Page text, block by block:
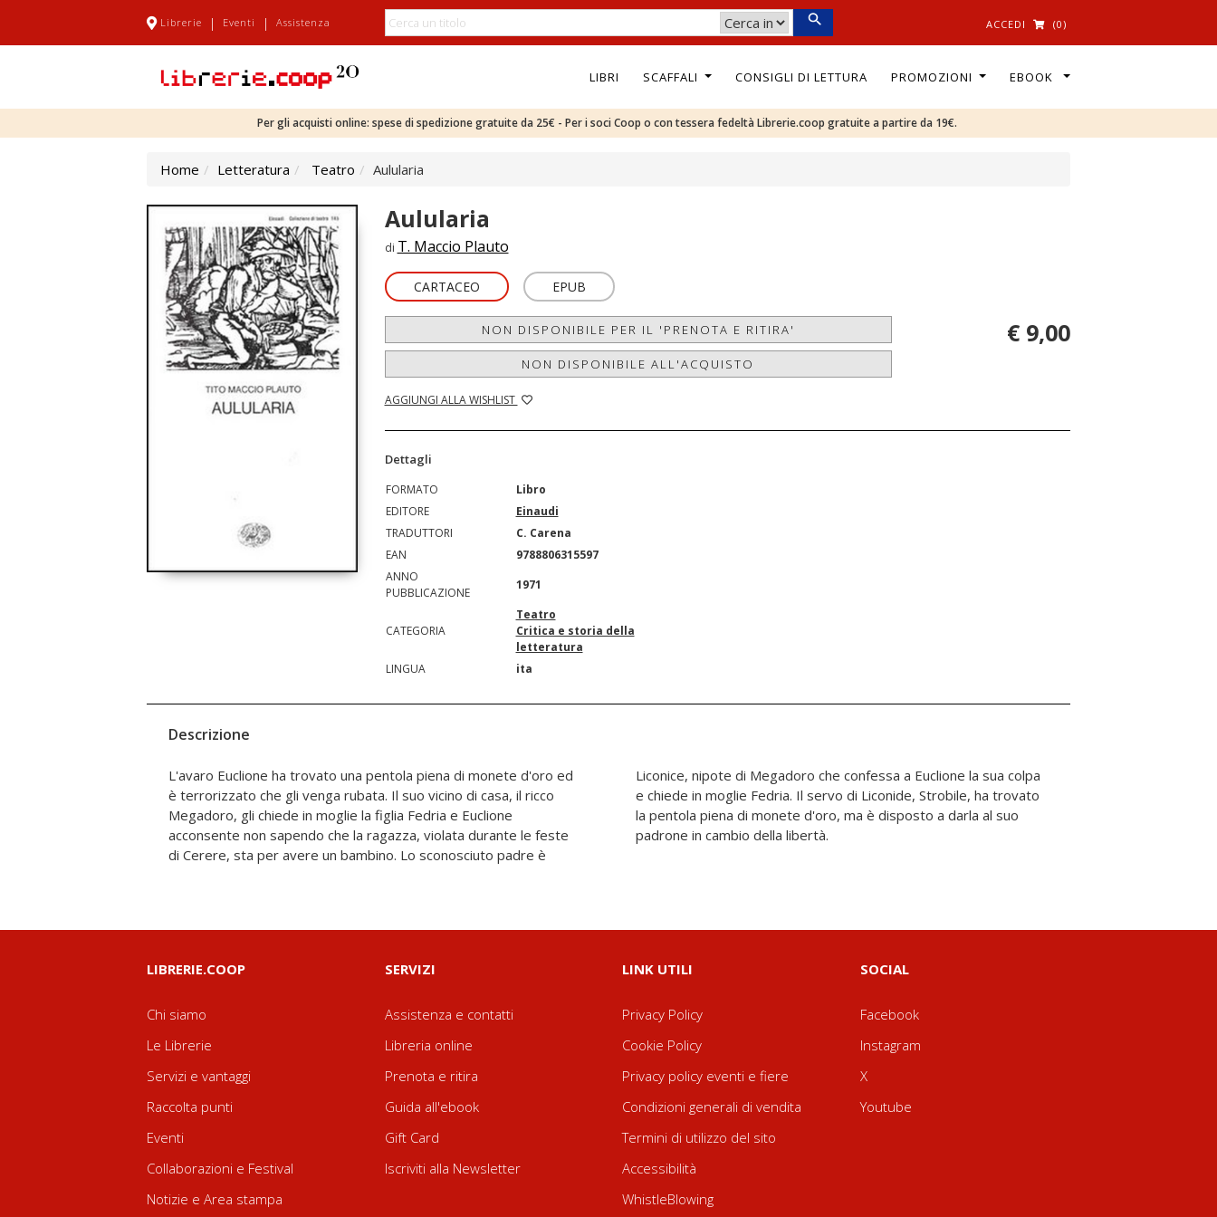
Librerie | Eventi | Assistenza ACCEDI (0)
LIBRI SCAFFALI CONSIGLI DI LETTURA PROMOZIONI EBOOK
Per gli acquisti online: spese di spedizione gratuite da 25€ - Per i soci Coop o con tessera fedeltà Librerie.coop gratuite a partire da 19€.
Home Letteratura Teatro Aulularia
Aulularia
di T. Maccio Plauto
CARTACEO EPUB
NON DISPONIBILE PER IL 'PRENOTA E RITIRA'
NON DISPONIBILE ALL'ACQUISTO
AGGIUNGI ALLA WISHLIST
€ 9,00
Dettagli
FORMATO
Libro
EDITORE
Einaudi
TRADUTTORI
C. Carena
EAN
9788806315597
ANNO
PUBBLICAZIONE
1971
CATEGORIA
Teatro
Critica e storia della
letteratura
LINGUA
ita
Descrizione
L'avaro Euclione ha trovato una pentola piena di monete d'oro ed
è terrorizzato che gli venga rubata. Il suo vicino di casa, il ricco
Megadoro, gli chiede in moglie la figlia Fedria e Euclione
acconsente non sapendo che la ragazza, violata durante le feste
di Cerere, sta per avere un bambino. Lo sconosciuto padre è
Liconice, nipote di Megadoro che confessa a Euclione la sua colpa
e chiede in moglie Fedria. Il servo di Liconide, Strobile, ha trovato
la pentola piena di monete d'oro, ma è disposto a darla al suo
padrone in cambio della libertà.
LIBRERIE.COOP
Chi siamo
Le Librerie
Servizi e vantaggi
Raccolta punti
Eventi
Collaborazioni e Festival
Notizie e Area stampa
SERVIZI
Assistenza e contatti
Libreria online
Prenota e ritira
Guida all'ebook
Gift Card
Iscriviti alla Newsletter
LINK UTILI
Privacy Policy
Cookie Policy
Privacy policy eventi e fiere
Condizioni generali di vendita
Termini di utilizzo del sito
Accessibilità
WhistleBlowing
SOCIAL
Facebook
Instagram
X
Youtube